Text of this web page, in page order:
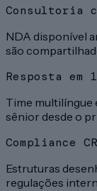
Consultoria
NDA disponível
são
Resposta em
Time multilíngue
sênior desde o
Compliance
Estruturas
regulações